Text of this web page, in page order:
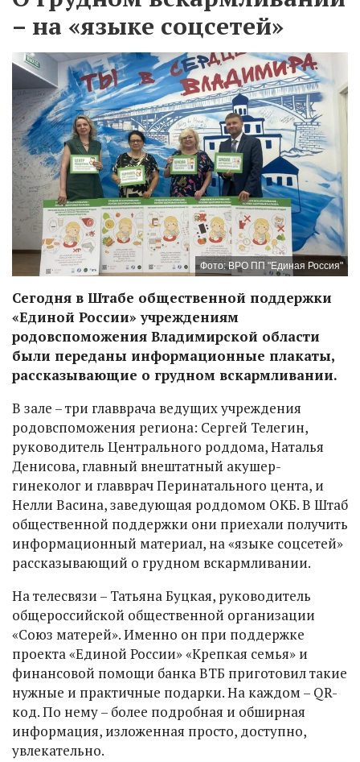
– на «языке соцсетей»
Фото: ВРО ПП "Единая Россия"
Сегодня в Штабе общественной поддержки
«Единой России» учреждениям
родовспоможения Владимирской области
были переданы информационные плакаты,
рассказывающие о грудном вскармливании.
В зале – три главврача ведущих учреждения
родовспоможения региона: Сергей Телегин,
руководитель Центрального роддома, Наталья
Денисова, главный внештатный акушер-
гинеколог и главврач Перинатального цента, и
Нелли Васина, заведующая роддомом ОКБ. В Штаб
общественной поддержки они приехали получить
информационный материал, на «языке соцсетей»
рассказывающий о грудном вскармливании.
На телесвязи – Татьяна Буцкая, руководитель
общероссийской общественной организации
«Союз матерей». Именно он при поддержке
проекта «Единой России» «Крепкая семья» и
финансовой помощи банка ВТБ приготовил такие
нужные и практичные подарки. На каждом – QR-
код. По нему – более подробная и обширная
информация, изложенная просто, доступно,
увлекательно.